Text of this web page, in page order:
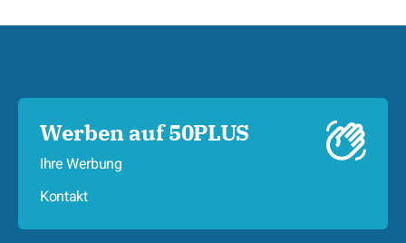
Werben auf 50PLUS
Ihre Werbung
Kontakt